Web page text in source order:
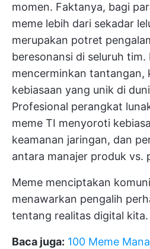
momen. Faktanya, bagi
meme lebih dari sekadar
merupakan potret
beresonansi di seluruh tim.
mencerminkan tantangan,
kebiasaan yang unik di
Profesional perangkat
meme TI menyoroti
keamanan jaringan, dan
antara manajer produk vs.
Meme menciptakan
menawarkan pengalih
tentang realitas digital kita.
Baca juga: 100 Meme